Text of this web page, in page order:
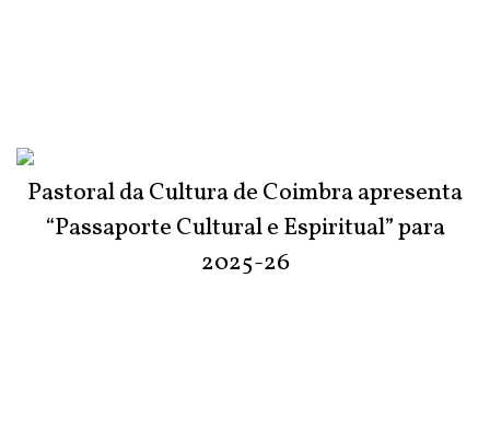
Pastoral da Cultura de Coimbra apresenta
“Passaporte Cultural e Espiritual” para
2025-26